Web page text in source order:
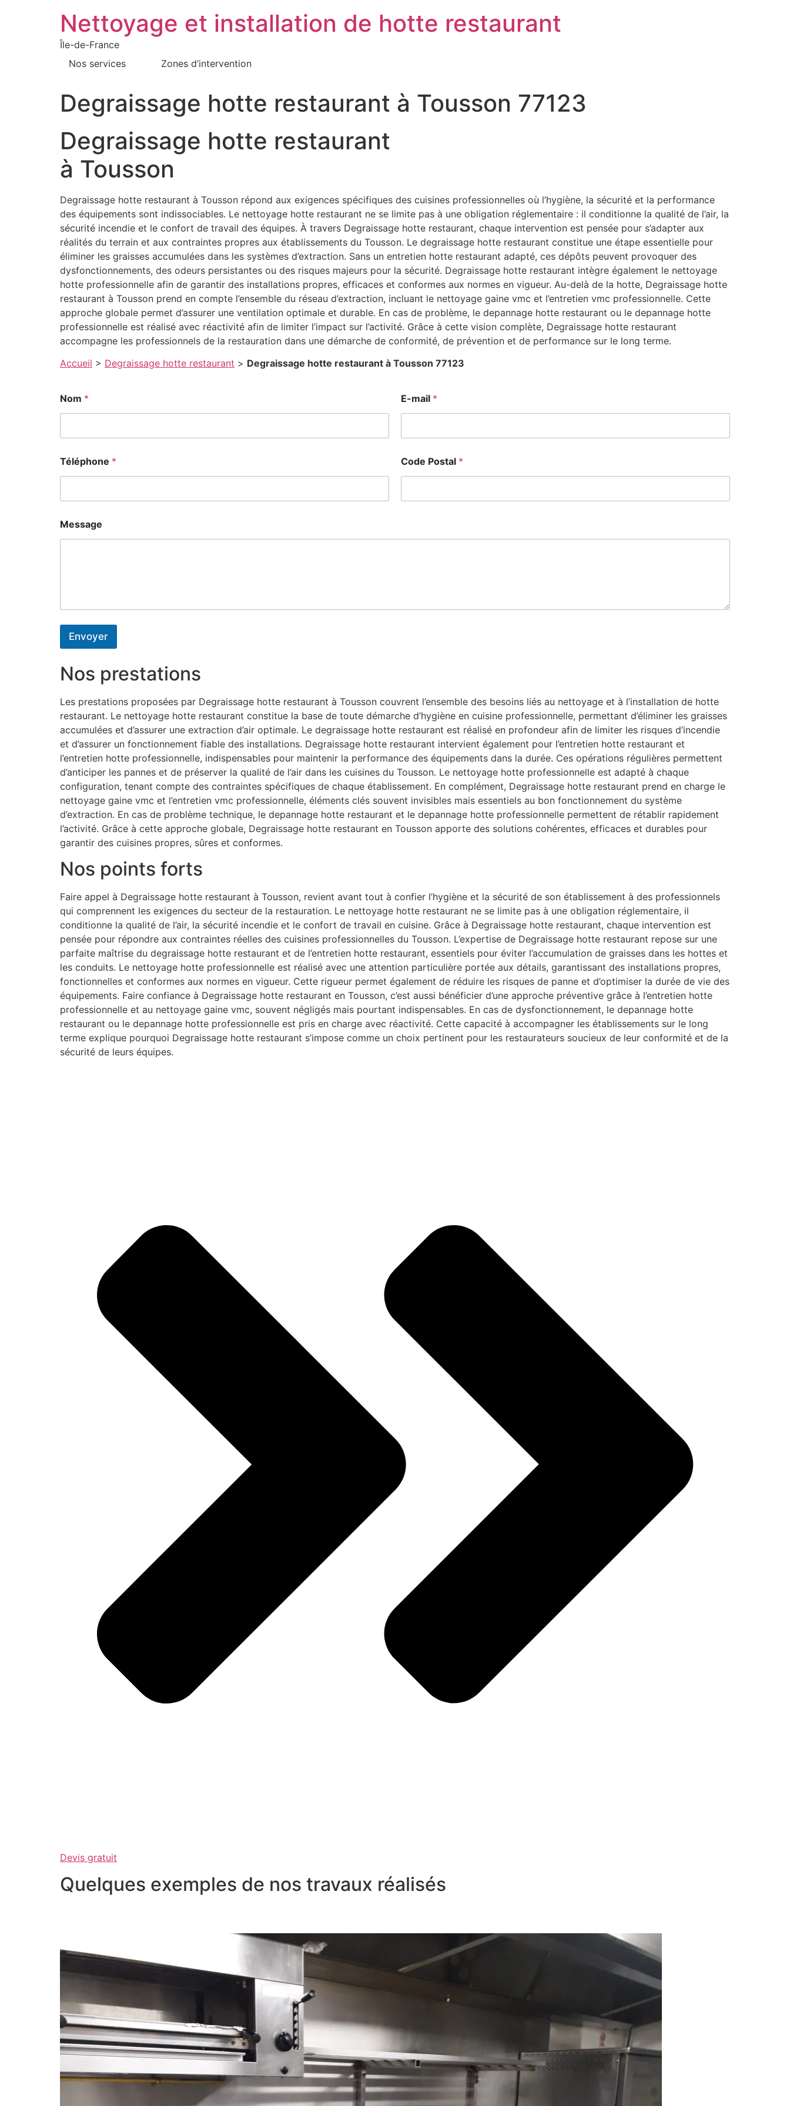
Nettoyage et installation de hotte restaurant
Île-de-France
Nos services
Zones d’intervention
Degraissage hotte restaurant à Tousson 77123
Degraissage hotte restaurant
à Tousson
Degraissage hotte restaurant à Tousson répond aux exigences spécifiques des cuisines professionnelles où l’hygiène, la sécurité et la performance
des équipements sont indissociables. Le nettoyage hotte restaurant ne se limite pas à une obligation réglementaire : il conditionne la qualité de l’air, la
sécurité incendie et le confort de travail des équipes. À travers Degraissage hotte restaurant, chaque intervention est pensée pour s’adapter aux
réalités du terrain et aux contraintes propres aux établissements du Tousson. Le degraissage hotte restaurant constitue une étape essentielle pour
éliminer les graisses accumulées dans les systèmes d’extraction. Sans un entretien hotte restaurant adapté, ces dépôts peuvent provoquer des
dysfonctionnements, des odeurs persistantes ou des risques majeurs pour la sécurité. Degraissage hotte restaurant intègre également le nettoyage
hotte professionnelle afin de garantir des installations propres, efficaces et conformes aux normes en vigueur. Au-delà de la hotte, Degraissage hotte
restaurant à Tousson prend en compte l’ensemble du réseau d’extraction, incluant le nettoyage gaine vmc et l’entretien vmc professionnelle. Cette
approche globale permet d’assurer une ventilation optimale et durable. En cas de problème, le depannage hotte restaurant ou le depannage hotte
professionnelle est réalisé avec réactivité afin de limiter l’impact sur l’activité. Grâce à cette vision complète, Degraissage hotte restaurant
accompagne les professionnels de la restauration dans une démarche de conformité, de prévention et de performance sur le long terme.
Accueil > Degraissage hotte restaurant > Degraissage hotte restaurant à Tousson 77123
e
s
a
e
N
o
*
Nom * E-mail *
Téléphone * Code Postal *
Message
Envoyer
Nos prestations
Les prestations proposées par Degraissage hotte restaurant à Tousson couvrent l’ensemble des besoins liés au nettoyage et à l’installation de hotte
restaurant. Le nettoyage hotte restaurant constitue la base de toute démarche d’hygiène en cuisine professionnelle, permettant d’éliminer les graisses
accumulées et d’assurer une extraction d’air optimale. Le degraissage hotte restaurant est réalisé en profondeur afin de limiter les risques d’incendie
et d’assurer un fonctionnement fiable des installations. Degraissage hotte restaurant intervient également pour l’entretien hotte restaurant et
l’entretien hotte professionnelle, indispensables pour maintenir la performance des équipements dans la durée. Ces opérations régulières permettent
d’anticiper les pannes et de préserver la qualité de l’air dans les cuisines du Tousson. Le nettoyage hotte professionnelle est adapté à chaque
configuration, tenant compte des contraintes spécifiques de chaque établissement. En complément, Degraissage hotte restaurant prend en charge le
nettoyage gaine vmc et l’entretien vmc professionnelle, éléments clés souvent invisibles mais essentiels au bon fonctionnement du système
d’extraction. En cas de problème technique, le depannage hotte restaurant et le depannage hotte professionnelle permettent de rétablir rapidement
l’activité. Grâce à cette approche globale, Degraissage hotte restaurant en Tousson apporte des solutions cohérentes, efficaces et durables pour
garantir des cuisines propres, sûres et conformes.
Nos points forts
Faire appel à Degraissage hotte restaurant à Tousson, revient avant tout à confier l’hygiène et la sécurité de son établissement à des professionnels
qui comprennent les exigences du secteur de la restauration. Le nettoyage hotte restaurant ne se limite pas à une obligation réglementaire, il
conditionne la qualité de l’air, la sécurité incendie et le confort de travail en cuisine. Grâce à Degraissage hotte restaurant, chaque intervention est
pensée pour répondre aux contraintes réelles des cuisines professionnelles du Tousson. L’expertise de Degraissage hotte restaurant repose sur une
parfaite maîtrise du degraissage hotte restaurant et de l’entretien hotte restaurant, essentiels pour éviter l’accumulation de graisses dans les hottes et
les conduits. Le nettoyage hotte professionnelle est réalisé avec une attention particulière portée aux détails, garantissant des installations propres,
fonctionnelles et conformes aux normes en vigueur. Cette rigueur permet également de réduire les risques de panne et d’optimiser la durée de vie des
équipements. Faire confiance à Degraissage hotte restaurant en Tousson, c’est aussi bénéficier d’une approche préventive grâce à l’entretien hotte
professionnelle et au nettoyage gaine vmc, souvent négligés mais pourtant indispensables. En cas de dysfonctionnement, le depannage hotte
restaurant ou le depannage hotte professionnelle est pris en charge avec réactivité. Cette capacité à accompagner les établissements sur le long
terme explique pourquoi Degraissage hotte restaurant s’impose comme un choix pertinent pour les restaurateurs soucieux de leur conformité et de la
sécurité de leurs équipes.
Devis gratuit
Quelques exemples de nos travaux réalisés